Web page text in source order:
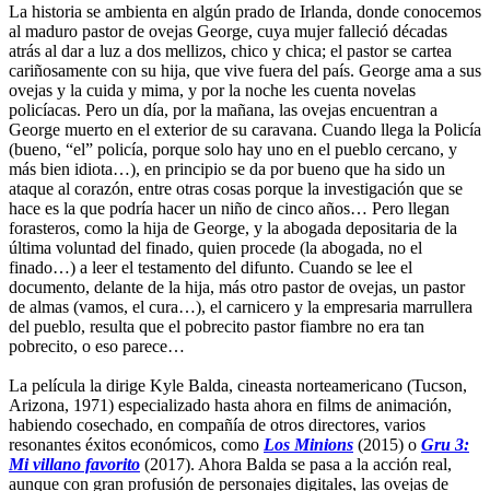
La historia se ambienta en algún prado de Irlanda, donde conocemos
al maduro pastor de ovejas George, cuya mujer falleció décadas
atrás al dar a luz a dos mellizos, chico y chica; el pastor se cartea
cariñosamente con su hija, que vive fuera del país. George ama a sus
ovejas y la cuida y mima, y por la noche les cuenta novelas
policíacas. Pero un día, por la mañana, las ovejas encuentran a
George muerto en el exterior de su caravana. Cuando llega la Policía
(bueno, “el” policía, porque solo hay uno en el pueblo cercano, y
más bien idiota…), en principio se da por bueno que ha sido un
ataque al corazón, entre otras cosas porque la investigación que se
hace es la que podría hacer un niño de cinco años… Pero llegan
forasteros, como la hija de George, y la abogada depositaria de la
última voluntad del finado, quien procede (la abogada, no el
finado…) a leer el testamento del difunto. Cuando se lee el
documento, delante de la hija, más otro pastor de ovejas, un pastor
de almas (vamos, el cura…), el carnicero y la empresaria marrullera
del pueblo, resulta que el pobrecito pastor fiambre no era tan
pobrecito, o eso parece…
La película la dirige Kyle Balda, cineasta norteamericano (Tucson,
Arizona, 1971) especializado hasta ahora en films de animación,
habiendo cosechado, en compañía de otros directores, varios
resonantes éxitos económicos, como Los Minions (2015) o Gru 3:
Mi villano favorito (2017). Ahora Balda se pasa a la acción real,
aunque con gran profusión de personajes digitales, las ovejas de